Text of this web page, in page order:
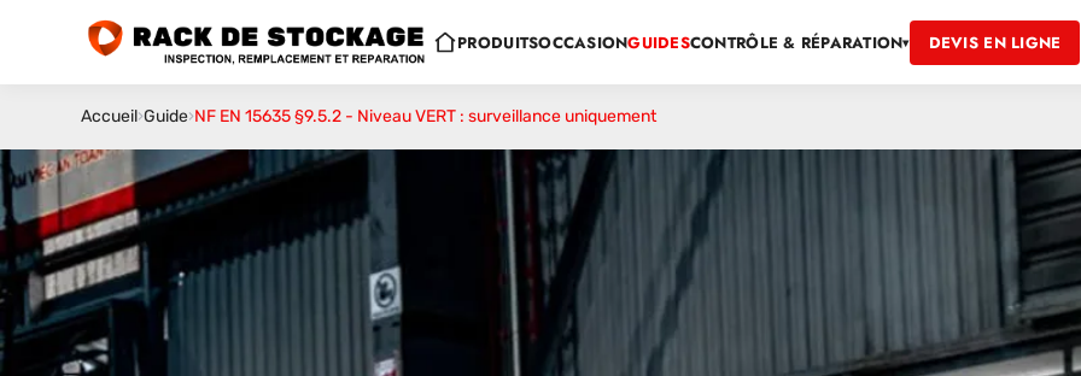
PRODUITSOCCASIONGUIDESCONTRÔLE & RÉPARATION▾ DEVIS EN LIGNE
Accueil›Guide›NF EN 15635 §9.5.2 - Niveau VERT : surveillance uniquement